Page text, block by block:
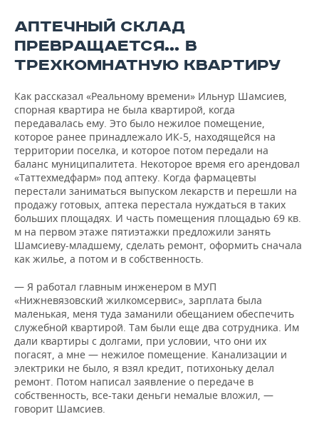
АПТЕЧНЫЙ СКЛАД
ПРЕВРАЩАЕТСЯ… В
ТРЕХКОМНАТНУЮ КВАРТИРУ
Как рассказал «Реальному времени» Ильнур Шамсиев,
спорная квартира не была квартирой, когда
передавалась ему. Это было нежилое помещение,
которое ранее принадлежало ИК-5, находящейся на
территории поселка, и которое потом передали на
баланс муниципалитета. Некоторое время его арендовал
«Таттехмедфарм» под аптеку. Когда фармацевты
перестали заниматься выпуском лекарств и перешли на
продажу готовых, аптека перестала нуждаться в таких
больших площадях. И часть помещения площадью 69 кв.
м на первом этаже пятиэтажки предложили занять
Шамсиеву-младшему, сделать ремонт, оформить сначала
как жилье, а потом и в собственность.
— Я работал главным инженером в МУП
«Нижневязовский жилкомсервис», зарплата была
маленькая, меня туда заманили обещанием обеспечить
служебной квартирой. Там были еще два сотрудника. Им
дали квартиры с долгами, при условии, что они их
погасят, а мне — нежилое помещение. Канализации и
электрики не было, я взял кредит, потихоньку делал
ремонт. Потом написал заявление о передаче в
собственность, все-таки деньги немалые вложил, —
говорит Шамсиев.